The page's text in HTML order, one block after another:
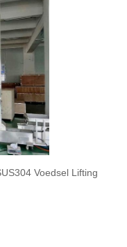
Voedsel Lifting